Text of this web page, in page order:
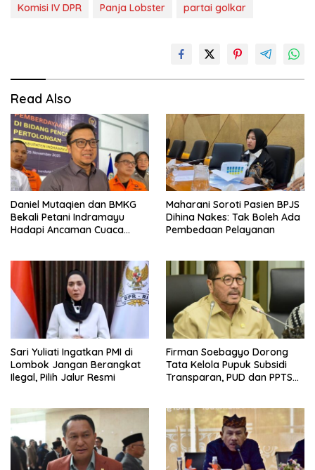
Komisi IV DPR
Panja Lobster partai golkar
Read Also
Daniel Mutaqien dan BMKG
Bekali Petani Indramayu
Hadapi Ancaman Cuaca
Maharani Soroti Pasien BPJS
Dihina Nakes: Tak Boleh Ada
Pembedaan Pelayanan
Sari Yuliati Ingatkan PMI di
Lombok Jangan Berangkat
Ilegal, Pilih Jalur Resmi
Firman Soebagyo Dorong
Tata Kelola Pupuk Subsidi
Transparan, PUD dan PPTS